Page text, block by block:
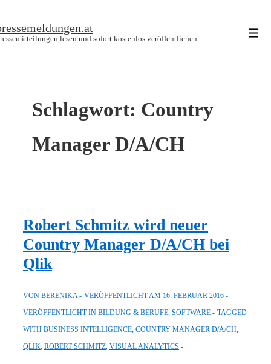
Zum
lesen und sofort kostenlos veröffentlichen
Schlagwort: Country
Manager D/A/CH
Robert Schmitz wird neuer
Country Manager D/A/CH bei
Qlik
VON BERENIKA VERÖFFENTLICHT AM 16. FEBRUAR 2016
VERÖFFENTLICHT IN BILDUNG & BERUFE, SOFTWARE
TAGGED
WITH BUSINESS INTELLIGENCE, COUNTRY MANAGER D/A/CH,
QLIK, ROBERT SCHMITZ, VISUAL ANALYTICS